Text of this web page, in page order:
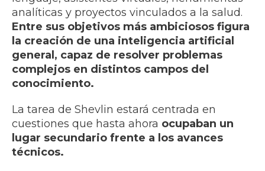
analíticas y proyectos vinculados a la salud.
Entre sus objetivos más ambiciosos figura
la creación de una inteligencia artificial
general, capaz de resolver problemas
complejos en distintos campos del
conocimiento.
La tarea de Shevlin estará centrada en
cuestiones que hasta ahora ocupaban un
lugar secundario frente a los avances
técnicos.